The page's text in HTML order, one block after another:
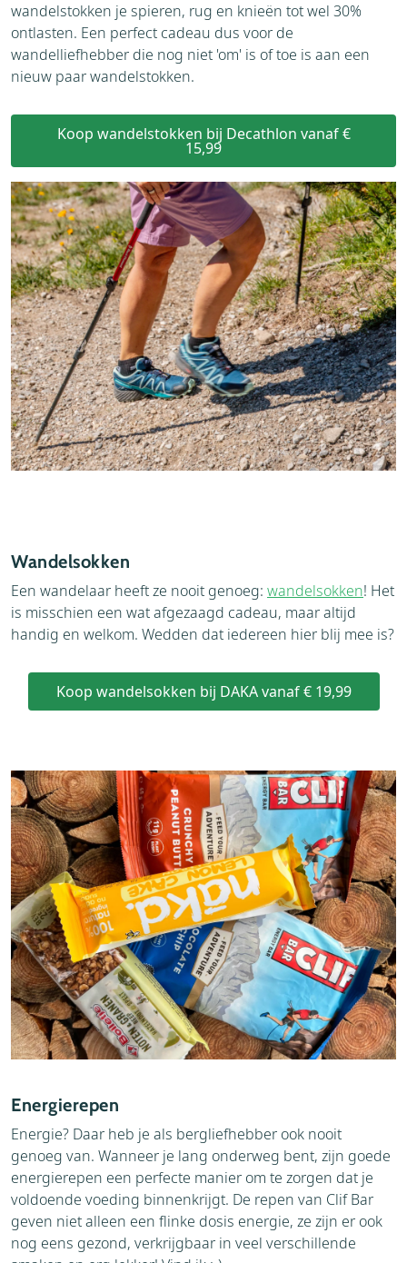
wandelstokken je spieren, rug en knieën tot wel 30%
ontlasten. Een perfect cadeau dus voor de
wandelliefhebber die nog niet 'om' is of toe is aan een
nieuw paar wandelstokken.
Koop wandelstokken bij Decathlon vanaf €
15,99
Wandelsokken
Een wandelaar heeft ze nooit genoeg: wandelsokken! Het
is misschien een wat afgezaagd cadeau, maar altijd
handig en welkom. Wedden dat iedereen hier blij mee is?
Koop wandelsokken bij DAKA vanaf € 19,99
Energierepen
Energie? Daar heb je als bergliefhebber ook nooit
genoeg van. Wanneer je lang onderweg bent, zijn goede
energierepen een perfecte manier om te zorgen dat je
voldoende voeding binnenkrijgt. De repen van Clif Bar
geven niet alleen een flinke dosis energie, ze zijn er ook
nog eens gezond, verkrijgbaar in veel verschillende